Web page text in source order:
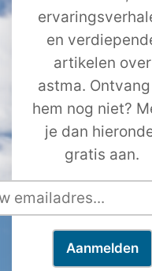
en
artikelen over
astma.
hem nog niet?
je dan
gratis aan.